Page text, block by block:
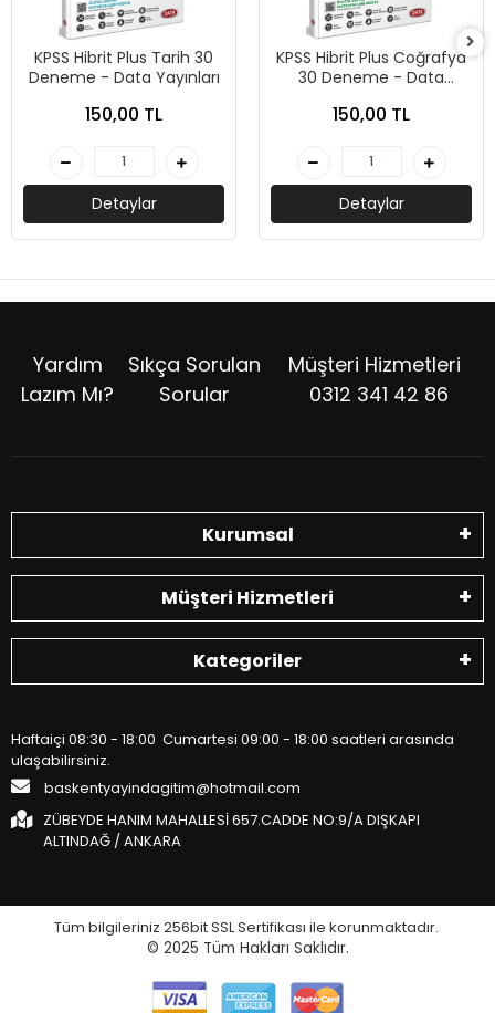
KPSS Hibrit Plus Tarih 30
Deneme - Data Yayınları
150,00 TL
Detaylar
KPSS Hibrit Plus Coğrafya
30 Deneme - Data
150,00 TL
Detaylar
Yardım
Lazım Mı?
Sıkça Sorulan
Sorular
Müşteri Hizmetleri
0312 341 42 86
Kurumsal
Müşteri Hizmetleri
Kategoriler
Haftaiçi 08:30 - 18:00 Cumartesi 09:00 - 18:00 saatleri arasında
ulaşabilirsiniz.
baskentyayindagitim@hotmail.com
ZÜBEYDE HANIM MAHALLESİ 657.CADDE NO:9/A DIŞKAPI
ALTINDAĞ / ANKARA
Tüm bilgileriniz 256bit SSL Sertifikası ile korunmaktadır.
© 2025 Tüm Hakları Saklıdır.